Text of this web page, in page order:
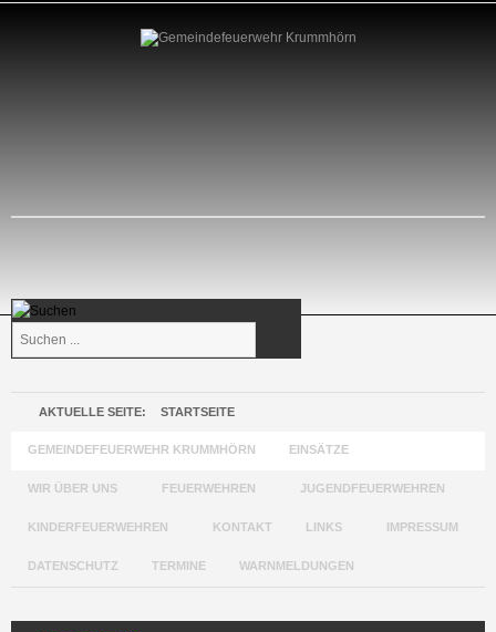
AKTUELLE SEITE: STARTSEITE
GEMEINDEFEUERWEHR KRUMMHÖRN EINSÄTZE
WIR ÜBER UNS FEUERWEHREN JUGENDFEUERWEHREN
KINDERFEUERWEHREN KONTAKT LINKS IMPRESSUM
DATENSCHUTZ TERMINE WARNMELDUNGEN